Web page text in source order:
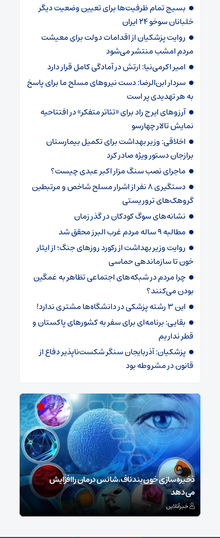
بسیج تمام ظرفیت‌ها برای تعیین وضعیت دیگر
خلبانان سوخو ۲۴ ایران
روایت پزشکیان از اقدامات دولت برای معیشت
مردم امشب منتشر می‌شود
امیر اکرمی‌نیا: ارتش در آمادگی کامل قرار دارد
سردار ابن‌الرضا: دست نیروهای مسلح ما برای پاسخ
به هر تهدیدی پر است
آرزوهای ایرج راد برای «تئاتر متفکر» در افتتاحیه
نمایش تالار چهارسو
اخلاقی: وزیر بهداشت برای تکمیل بیمارستان
برازجان دستور ویژه‌ صادر کرد
ماجرای نصب سنگ مزار اکبر عبدی چیست؟
دستگیری 8 نفر از اشرار مسلح شاخص و مرتبطین
گروهک‌های تروریستی
نشانه‌های سوگ کودکان در گذر زمان
مطالبه ۹ ساله مردم غرب البرز محقق شد
روایت وزیر بهداشت از رکورد روزهای جنگ؛ از ایثار
خون تا سازماندهی حماسی
چرا مردم در شبکه‌های اجتماعی تظاهر به غمگین
بودن می‌کنند؟
این ۳ رشته پزشکی در دانشگاه‌ها مشتری ندارد!
بقایی: برنامه‌ای برای سفر به کشورهای پاکستان و
قطر نداریم
پزشکیان: آذربایجان سنگر شکست‌ناپذیر دفاع از
قانون در مشروطه بود
ذخیره‌سازی خون بند ناف، شانس درمان را افزایش
می‌دهد
خبرآنلاین